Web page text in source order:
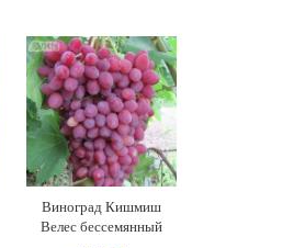
Виноград Кишмиш
Велес бессемянный